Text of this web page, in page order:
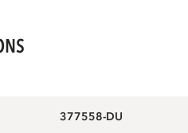
377558-DU